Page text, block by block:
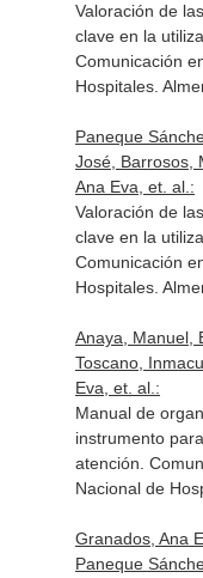
Valoración de
clave en la
Comunicación
Hospitales.
Paneque
José, Barrosos,
Ana Eva, et. al.:
Valoración de
clave en la
Comunicación
Hospitales.
Anaya, Manuel,
Toscano,
Eva, et. al.:
Manual de
instrumento
atención.
Nacional de
Granados, Ana
Paneque